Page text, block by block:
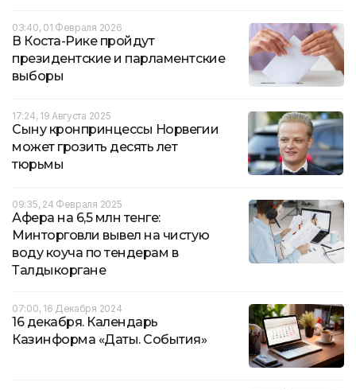
03:40, 01 Февраля 2026
В Коста-Рике пройдут
президентские и парламентские
выборы
17:24, 19 Августа 2025
Сыну кронпринцессы Норвегии
может грозить десять лет
тюрьмы
09:35, 24 Февраля 2025
Афера на 6,5 млн тенге:
Минторговли вывел на чистую
воду коуча по тендерам в
Талдыкоргане
07:00, 16 Декабря 2024
16 декабря. Календарь
Казинформа «Даты. События»